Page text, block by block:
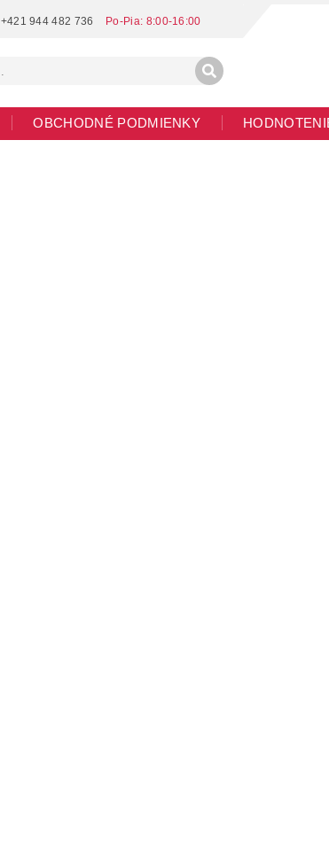
+421 944 482 736
OBCHODNÉ PODMIENKY